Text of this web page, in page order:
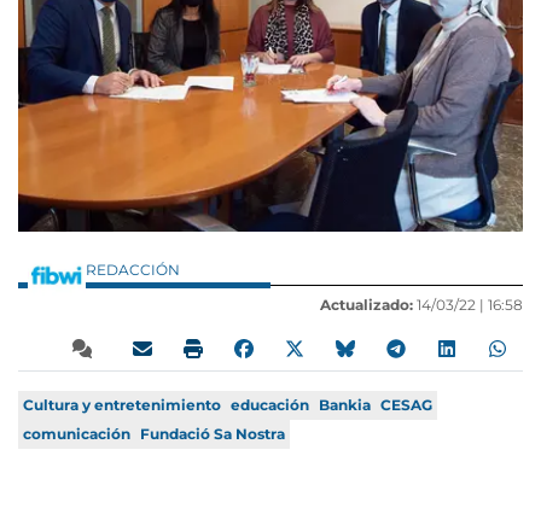
REDACCIÓN
Actualizado: 14/03/22 | 16:58
Cultura y entretenimiento educación Bankia CESAG
comunicación Fundació Sa Nostra